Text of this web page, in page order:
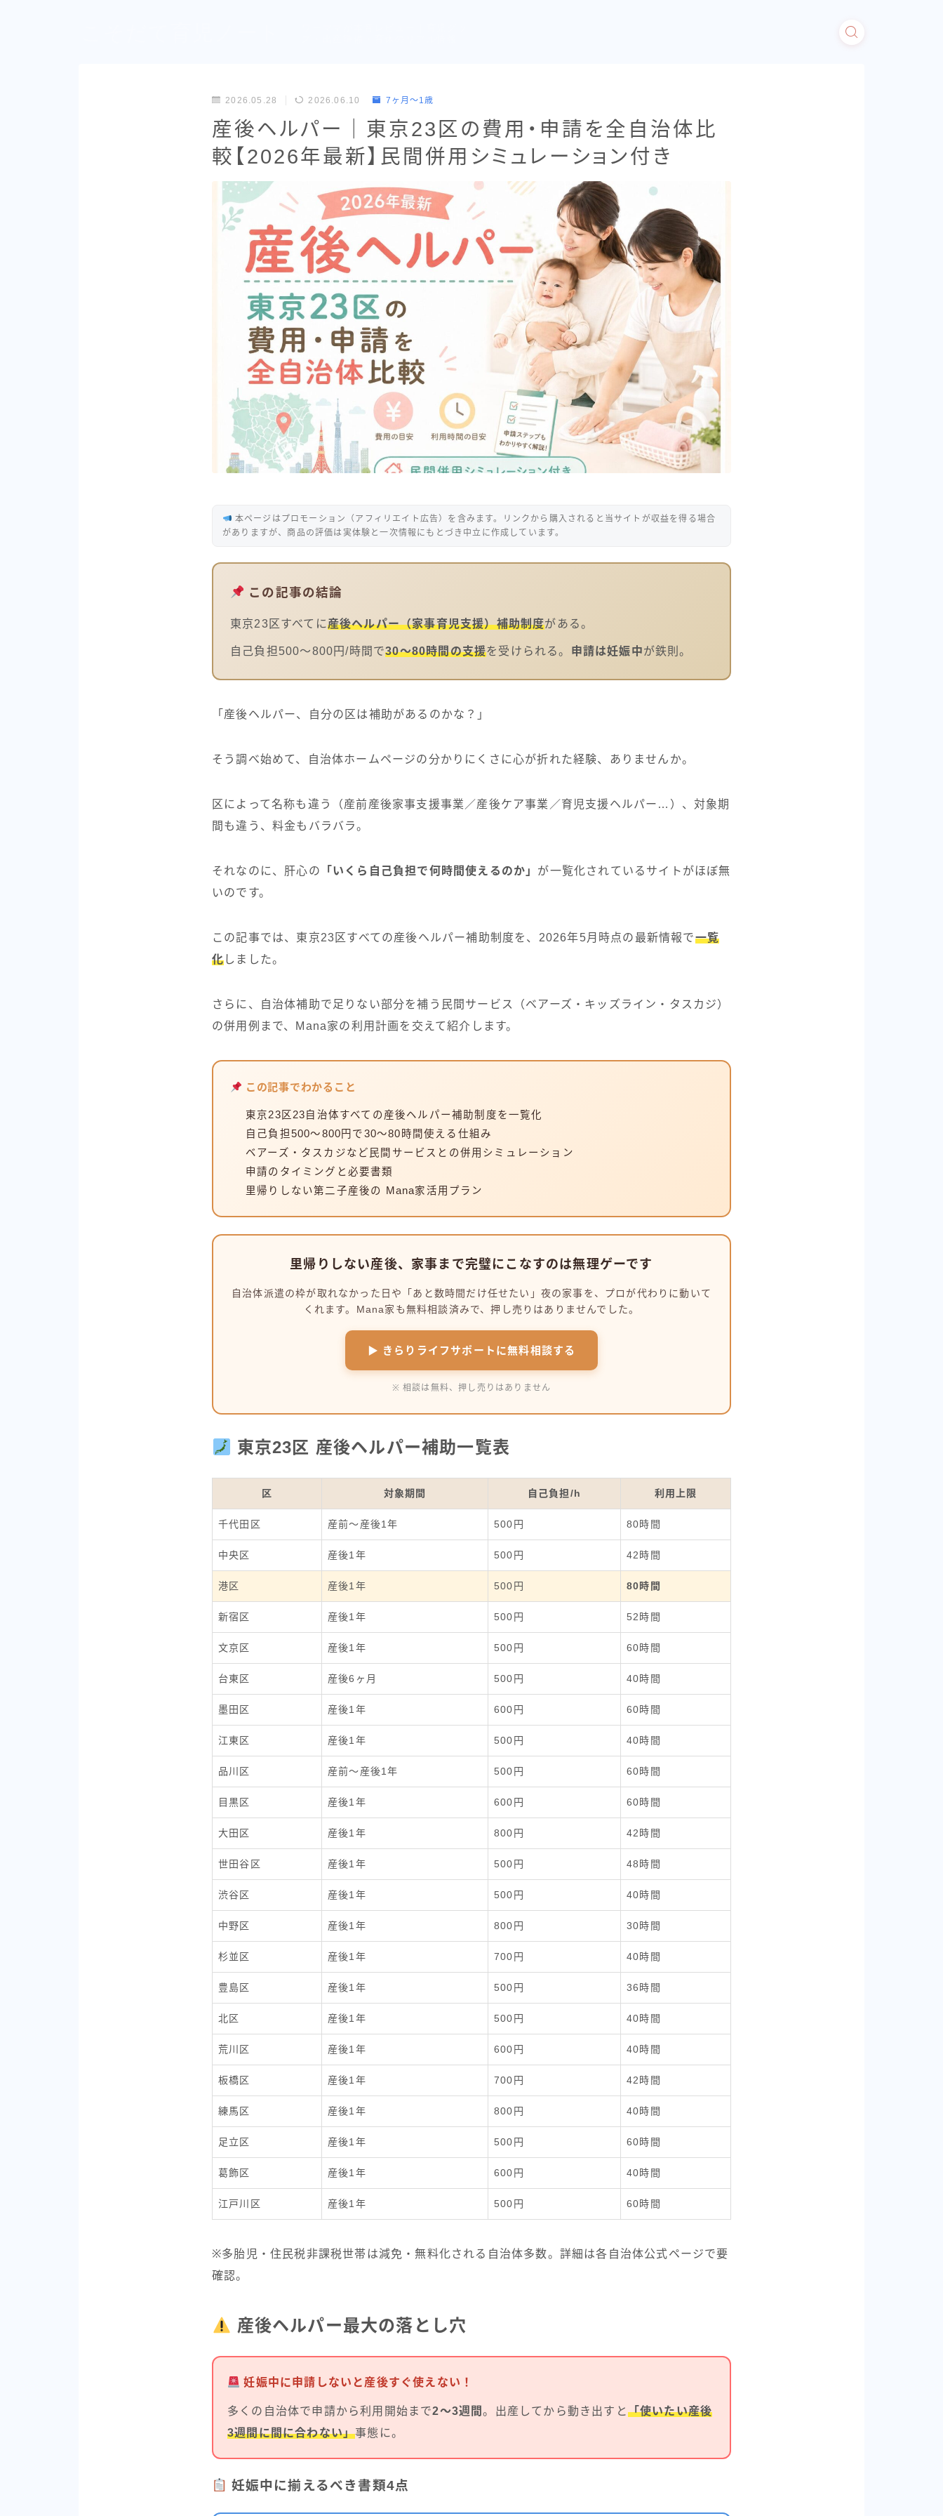
2026.05.28 2026.06.10 7ヶ月〜1歳
産後ヘルパー｜東京23区の費用・申請を全自治体比
較【2026年最新】民間併用シミュレーション付き
本ページはプロモーション（アフィリエイト広告）を含みます。リンクから購入されると当サイトが収益を得る場合
がありますが、商品の評価は実体験と一次情報にもとづき中立に作成しています。
この記事の結論
東京23区すべてに産後ヘルパー（家事育児支援）補助制度がある。
自己負担500〜800円/時間で30〜80時間の支援を受けられる。 申請は妊娠中が鉄則。
「産後ヘルパー、自分の区は補助があるのかな？」
そう調べ始めて、自治体ホームページの分かりにくさに心が折れた経験、ありませんか。
区によって名称も違う（産前産後家事支援事業／産後ケア事業／育児支援ヘルパー…）、対象期
間も違う、料金もバラバラ。
それなのに、肝心の 「いくら自己負担で何時間使えるのか」 が一覧化されているサイトがほぼ無
いのです。
この記事では、東京23区すべての産後ヘルパー補助制度を、2026年5月時点の最新情報で一覧
化しました。
さらに、自治体補助で足りない部分を補う民間サービス（ベアーズ・キッズライン・タスカジ）
の併用例まで、Mana家の利用計画を交えて紹介します。
この記事でわかること
東京23区23自治体すべての産後ヘルパー補助制度を一覧化
自己負担500〜800円で30〜80時間使える仕組み
ベアーズ・タスカジなど民間サービスとの併用シミュレーション
申請のタイミングと必要書類
里帰りしない第二子産後の Mana家活用プラン
里帰りしない産後、家事まで完璧にこなすのは無理ゲーです
自治体派遣の枠が取れなかった日や「あと数時間だけ任せたい」夜の家事を、プロが代わりに動いて
くれます。Mana家も無料相談済みで、押し売りはありませんでした。
▶ きらりライフサポートに無料相談する
※ 相談は無料、押し売りはありません
東京23区 産後ヘルパー補助一覧表
区 対象期間 自己負担/h 利用上限
千代田区 産前〜産後1年 500円 80時間
中央区 産後1年 500円 42時間
港区 産後1年 500円 80時間
新宿区 産後1年 500円 52時間
文京区 産後1年 500円 60時間
台東区 産後6ヶ月 500円 40時間
墨田区 産後1年 600円 60時間
江東区 産後1年 500円 40時間
品川区 産前〜産後1年 500円 60時間
目黒区 産後1年 600円 60時間
大田区 産後1年 800円 42時間
世田谷区 産後1年 500円 48時間
渋谷区 産後1年 500円 40時間
中野区 産後1年 800円 30時間
杉並区 産後1年 700円 40時間
豊島区 産後1年 500円 36時間
北区 産後1年 500円 40時間
荒川区 産後1年 600円 40時間
板橋区 産後1年 700円 42時間
練馬区 産後1年 800円 40時間
足立区 産後1年 500円 60時間
葛飾区 産後1年 600円 40時間
江戸川区 産後1年 500円 60時間
※多胎児・住民税非課税世帯は減免・無料化される自治体多数。詳細は各自治体公式ページで要
確認。
産後ヘルパー最大の落とし穴
妊娠中に申請しないと産後すぐ使えない！
多くの自治体で申請から利用開始まで2〜3週間。出産してから動き出すと 「使いたい産後
3週間に間に合わない」事態に。
妊娠中に揃えるべき書類4点